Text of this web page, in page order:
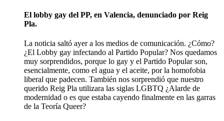
El lobby gay del PP, en Valencia, denunciado por Reig
Pla.
La noticia saltó ayer a los medios de comunicación. ¿Cómo?
¿El Lobby gay infectando al Partido Popular? Nos quedamos
muy sorprendidos, porque lo gay y el Partido Popular son,
esencialmente, como el agua y el aceite, por la homofobia
liberal que padecen. También nos sorprendió que nuestro
querido Reig Pla utilizara las siglas LGBTQ ¿Alarde de
modernidad o es que estaba cayendo finalmente en las garras
de la Teoría Queer?